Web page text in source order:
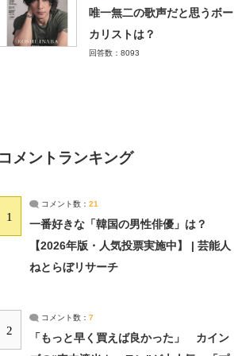
唯一無二の歌声だと思うボー
カリストは？
回答数：8093
コメントランキング
1
コメント数： 21
一番好きな「韓国の男性俳優」は？
【2026年版・人気投票実施中】 | 芸能人
ねとらぼリサーチ
2
コメント数： 7
「もっと早く買えば良かった」 カイン